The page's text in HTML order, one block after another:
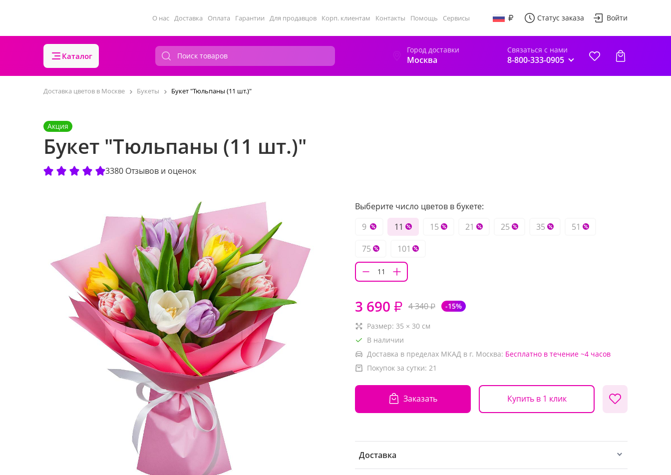
О нас Доставка Оплата Гарантии Для продавцов Корп. клиентам Контакты Помощь Сервисы Статус заказа Войти
Каталог
Город доставки
Москва
Связаться с нами
8-800-333-0905
Доставка цветов в Москве Букеты Букет "Тюльпаны (11 шт.)"
Акция
Букет "Тюльпаны (11 шт.)"
3380 Отзывов и оценок
Выберите число цветов в букете:
9
11 15 21 25 35
51
75
101
3 690 ₽ 4 340₽ -15%
Размер: 35 × 30 см
В наличии
Доставка в пределах МКАД в г. Москва: Бесплатно в течение ~4 часов
Покупок за сутки: 21
Заказать Купить в 1 клик
Доставка